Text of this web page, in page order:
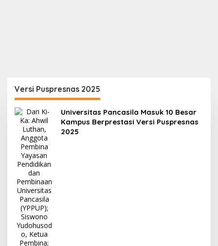
Versi Puspresnas 2025
Universitas Pancasila Masuk 10 Besar
Kampus Berprestasi Versi Puspresnas
2025